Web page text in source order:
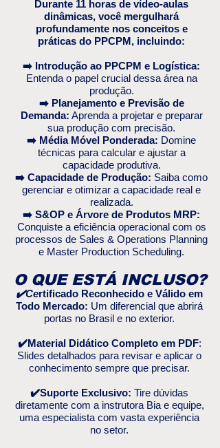
Durante 11 horas de vídeo-aulas
dinâmicas, você mergulhará
profundamente nos conceitos e
práticas do PPCPM, incluindo:
➡️ Introdução ao PPCPM e Logística:
Entenda o papel crucial dessa área na
produção.
➡️ Planejamento e Previsão de
Demanda: Aprenda a projetar e preparar
sua produção com precisão.
➡️ Média Móvel Ponderada: Domine
técnicas para calcular e ajustar a
capacidade produtiva.
➡️ Capacidade de Produção: Saiba como
gerenciar e otimizar a capacidade real e
realizada.
➡️ S&OP e Árvore de Produtos MRP:
Conquiste a eficiência operacional com os
processos de Sales & Operations Planning
e Master Production Scheduling.
O QUE ESTÁ INCLUSO?
✔️Certificado Reconhecido e Válido em
Todo Mercado: Um diferencial que abrirá
portas no Brasil e no exterior.
✔️Material Didático Completo em PDF:
Slides detalhados para revisar e aplicar o
conhecimento sempre que precisar.
✔️Suporte Exclusivo: Tire dúvidas
diretamente com a instrutora Bia e equipe,
uma especialista com vasta experiência
no setor.